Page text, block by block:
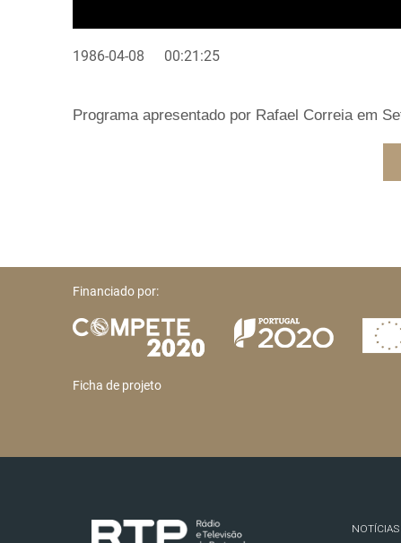
1986-04-08 00:21:25
Programa apresentado por Rafael Correia em
Financiado por:
Ficha de projeto
NOTÍCIAS